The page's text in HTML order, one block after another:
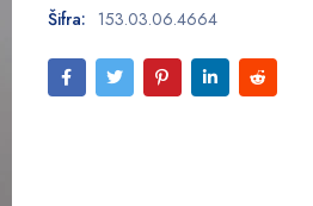
Šifra: 153.03.06.4664